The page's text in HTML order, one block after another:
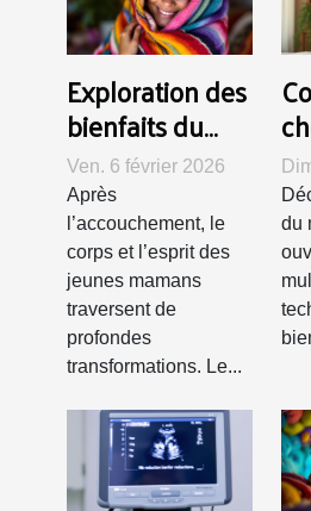
Exploration des
bienfaits du
rituel Rebozo
pour les jeunes
mamans
Ven. 6 février 2026
Après
l’accouchement, le
corps et l’esprit des
jeunes mamans
traversent de
profondes
transformations. Le...
du